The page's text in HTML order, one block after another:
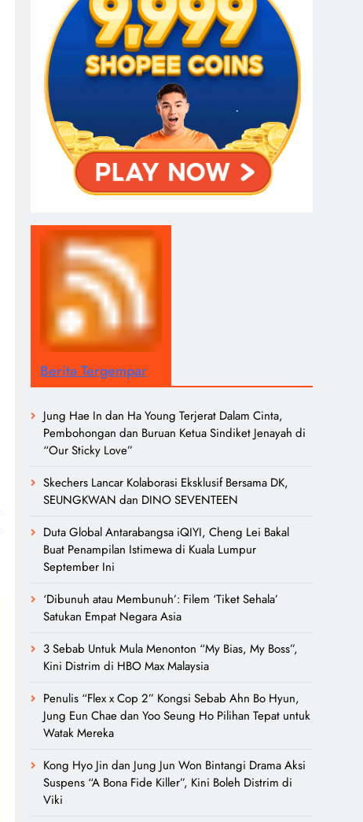
Berita Tergempar
Jung Hae In dan Ha Young Terjerat Dalam Cinta,
Pembohongan dan Buruan Ketua Sindiket Jenayah di
“Our Sticky Love”
Skechers Lancar Kolaborasi Eksklusif Bersama DK,
SEUNGKWAN dan DINO SEVENTEEN
Duta Global Antarabangsa iQIYI, Cheng Lei Bakal
Buat Penampilan Istimewa di Kuala Lumpur
September Ini
‘Dibunuh atau Membunuh’: Filem ‘Tiket Sehala’
Satukan Empat Negara Asia
3 Sebab Untuk Mula Menonton “My Bias, My Boss”,
Kini Distrim di HBO Max Malaysia
Penulis “Flex x Cop 2” Kongsi Sebab Ahn Bo Hyun,
Jung Eun Chae dan Yoo Seung Ho Pilihan Tepat untuk
Watak Mereka
Kong Hyo Jin dan Jung Jun Won Bintangi Drama Aksi
Suspens “A Bona Fide Killer”, Kini Boleh Distrim di
Viki